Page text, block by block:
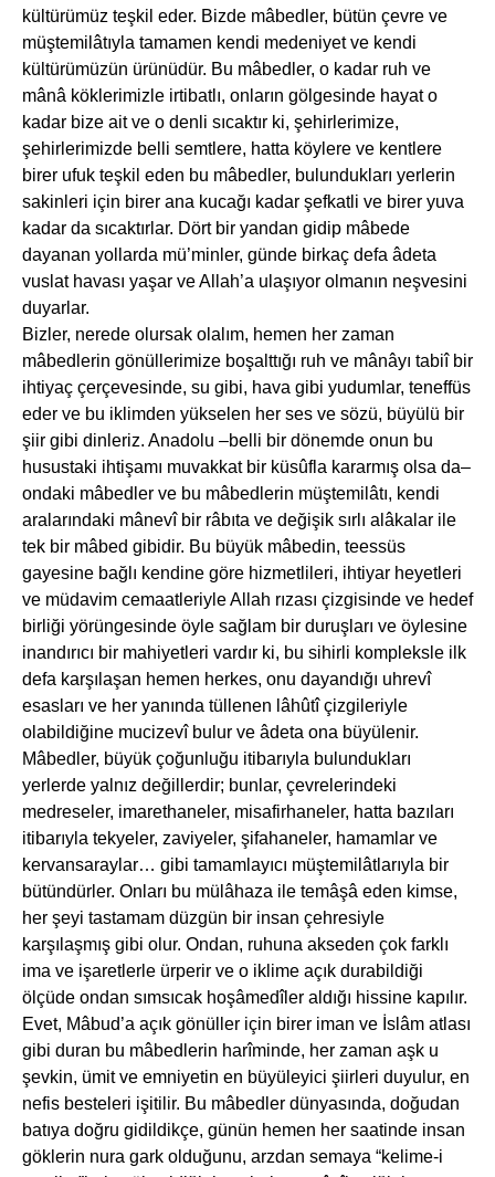
kültürümüz teşkil eder. Bizde mâbedler, bütün çevre ve
müştemilâtıyla tamamen kendi medeniyet ve kendi
kültürümüzün ürünüdür. Bu mâbedler, o kadar ruh ve
mânâ köklerimizle irtibatlı, onların gölgesinde hayat o
kadar bize ait ve o denli sıcaktır ki, şehirlerimize,
şehirlerimizde belli semtlere, hatta köylere ve kentlere
birer ufuk teşkil eden bu mâbedler, bulundukları yerlerin
sakinleri için birer ana kucağı kadar şefkatli ve birer yuva
kadar da sıcaktırlar. Dört bir yandan gidip mâbede
dayanan yollarda mü’minler, günde birkaç defa âdeta
vuslat havası yaşar ve Allah’a ulaşıyor olmanın neşvesini
duyarlar.
Bizler, nerede olursak olalım, hemen her zaman
mâbedlerin gönüllerimize boşalttığı ruh ve mânâyı tabiî bir
ihtiyaç çerçevesinde, su gibi, hava gibi yudumlar, teneffüs
eder ve bu iklimden yükselen her ses ve sözü, büyülü bir
şiir gibi dinleriz. Anadolu –belli bir dönemde onun bu
husustaki ihtişamı muvakkat bir küsûfla kararmış olsa da–
ondaki mâbedler ve bu mâbedlerin müştemilâtı, kendi
aralarındaki mânevî bir râbıta ve değişik sırlı alâkalar ile
tek bir mâbed gibidir. Bu büyük mâbedin, teessüs
gayesine bağlı kendine göre hizmetlileri, ihtiyar heyetleri
ve müdavim cemaatleriyle Allah rızası çizgisinde ve hedef
birliği yörüngesinde öyle sağlam bir duruşları ve öylesine
inandırıcı bir mahiyetleri vardır ki, bu sihirli kompleksle ilk
defa karşılaşan hemen herkes, onu dayandığı uhrevî
esasları ve her yanında tüllenen lâhûtî çizgileriyle
olabildiğine mucizevî bulur ve âdeta ona büyülenir.
Mâbedler, büyük çoğunluğu itibarıyla bulundukları
yerlerde yalnız değillerdir; bunlar, çevrelerindeki
medreseler, imarethaneler, misafirhaneler, hatta bazıları
itibarıyla tekyeler, zaviyeler, şifahaneler, hamamlar ve
kervansaraylar… gibi tamamlayıcı müştemilâtlarıyla bir
bütündürler. Onları bu mülâhaza ile temâşâ eden kimse,
her şeyi tastamam düzgün bir insan çehresiyle
karşılaşmış gibi olur. Ondan, ruhuna akseden çok farklı
ima ve işaretlerle ürperir ve o iklime açık durabildiği
ölçüde ondan sımsıcak hoşâmedîler aldığı hissine kapılır.
Evet, Mâbud’a açık gönüller için birer iman ve İslâm atlası
gibi duran bu mâbedlerin harîminde, her zaman aşk u
şevkin, ümit ve emniyetin en büyüleyici şiirleri duyulur, en
nefis besteleri işitilir. Bu mâbedler dünyasında, doğudan
batıya doğru gidildikçe, günün hemen her saatinde insan
göklerin nura gark olduğunu, arzdan semaya “kelime-i